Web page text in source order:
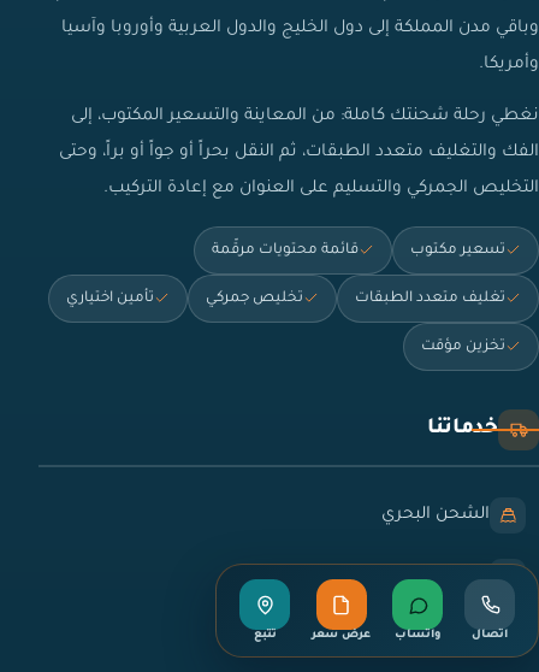
وباقي مدن المملكة إلى دول الخليج والدول العربية وأوروبا وآسيا
وأمريكا.
نغطي رحلة شحنتك كاملة: من المعاينة والتسعير المكتوب، إلى
الفك والتغليف متعدد الطبقات، ثم النقل بحراً أو جواً أو براً، وحتى
التخليص الجمركي والتسليم على العنوان مع إعادة التركيب.
تسعير مكتوب قائمة محتويات مرقّمة
تغليف متعدد الطبقات تخليص جمركي تأمين اختياري
تخزين مؤقت
خدماتنا
الشحن البحري
الشحن الجوي
الشحن البرياتصال واتساب عرض سعر تتبع